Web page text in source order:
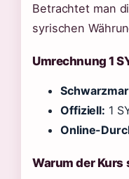
Betrachtet man
syrischen
Umrechnung 1
Offiziell: 1
Online-
Warum der